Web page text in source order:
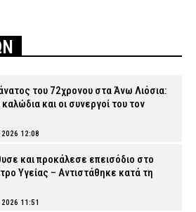
του 72χρονου στα Άνω Λιόσια:
και οι συνεργοί του τον
12:08
και προκάλεσε επεισόδιο στο
Υγείας – Αντιστάθηκε κατά τη
11:51